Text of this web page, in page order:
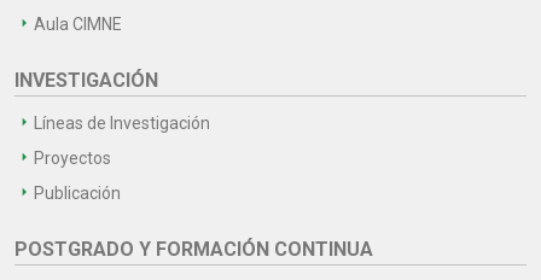
Aula CIMNE
INVESTIGACIÓN
Líneas de Investigación
Proyectos
Publicación
POSTGRADO Y FORMACIÓN CONTINUA